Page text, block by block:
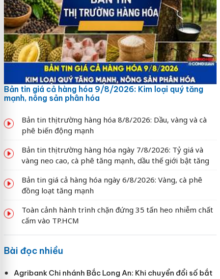
Bản tin giá cả hàng hóa 9/8/2026: Kim loại quý tăng
mạnh, nông sản phân hóa
Bản tin thị trường hàng hóa 8/8/2026: Dầu, vàng và cà
phê biến động mạnh
Bản tin thị trường hàng hóa ngày 7/8/2026: Tỷ giá và
vàng neo cao, cà phê tăng mạnh, dầu thế giới bật tăng
Bản tin giá cả hàng hóa ngày 6/8/2026: Vàng, cà phê
đồng loạt tăng mạnh
Toàn cảnh hành trình chặn đứng 35 tấn heo nhiễm chất
cấm vào TP.HCM
Bài đọc nhiều
Agribank Chi nhánh Bắc Long An: Khi chuyển đổi số bắt